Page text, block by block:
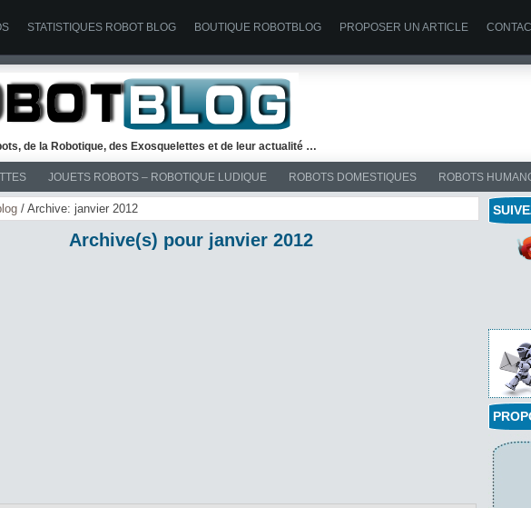
STATISTIQUES ROBOT BLOG BOUTIQUE ROBOTBLOG PROPOSER UN ARTICLE
de la Robotique, des Exosquelettes et de leur actualité …
JOUETS ROBOTS – ROBOTIQUE LUDIQUE ROBOTS DOMESTIQUES ROBOTS
/ Archive: janvier 2012
Archive(s) pour janvier 2012